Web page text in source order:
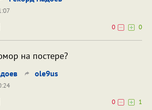
0
0
на постере?
ole9us
0
1